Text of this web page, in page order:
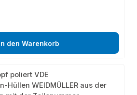
den Warenkorb